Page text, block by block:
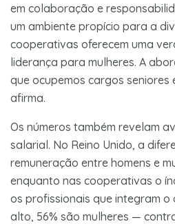
em colaboração e
um ambiente propício para a
cooperativas oferecem uma
liderança para mulheres. A
que ocupemos cargos seniores
afirma.
Os números também revelam
salarial. No Reino Unido, a
remuneração entre homens e
enquanto nas cooperativas o
os profissionais que integram o
alto, 56% são mulheres —